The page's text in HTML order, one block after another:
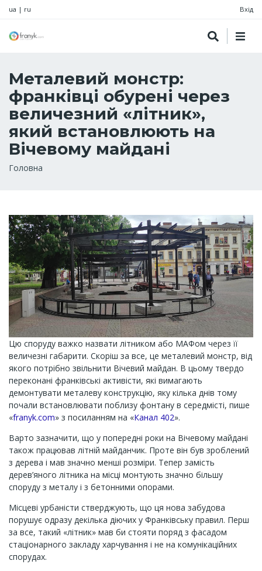
ua | ru Вхід
Металевий монстр:
франківці обурені через
величезний «літник»,
який встановлюють на
Вічевому майдані
Рядок
Головна
Цю споруду важко назвати літником або МАФом через її
величезні габарити. Скоріш за все, це металевий монстр, від
якого потрібно звільнити Вічевий майдан. В цьому твердо
переконані франківські активісти, які вимагають
демонтувати металеву конструкцію, яку кілька днів тому
почали встановлювати поблизу фонтану в середмісті, пише
«franyk.com» з посиланням на «Канал 402».
Варто зазначити, що у попередні роки на Вічевому майдані
також працював літній майданчик. Проте він був зроблений
з дерева і мав значно менші розміри. Тепер замість
дерев’яного літника на місці монтують значно більшу
споруду з металу і з бетонними опорами.
Місцеві урбаністи стверджують, що ця нова забудова
порушує одразу декілька діючих у Франківську правил. Перш
за все, такий «літник» мав би стояти поряд з фасадом
стаціонарного закладу харчування і не на комунікаційних
спорудах.